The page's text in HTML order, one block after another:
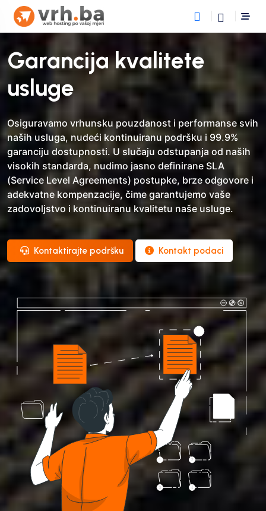
Garancija kvalitete
usluge
Osiguravamo vrhunsku pouzdanost i performanse svih
naših usluga, nudeći kontinuiranu podršku i 99.9%
garanciju dostupnosti. U slučaju odstupanja od naših
visokih standarda, nudimo jasno definirane SLA
(Service Level Agreements) postupke, brze odgovore i
adekvatne kompenzacije, čime garantujemo vaše
zadovoljstvo i kontinuiranu kvalitetu naše usluge.
Kontaktirajte podršku Kontakt podaci